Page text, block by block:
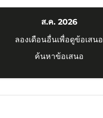
ส.ค. 2026
ลองเดือนอื่นเพื่อดูข้อเสนอ
ค้นหาข้อเสนอ